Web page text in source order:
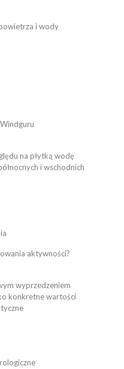
i wody
na płytką wodę
i wschodnich
aktywności?
wyprzedzeniem
konkretne wartości